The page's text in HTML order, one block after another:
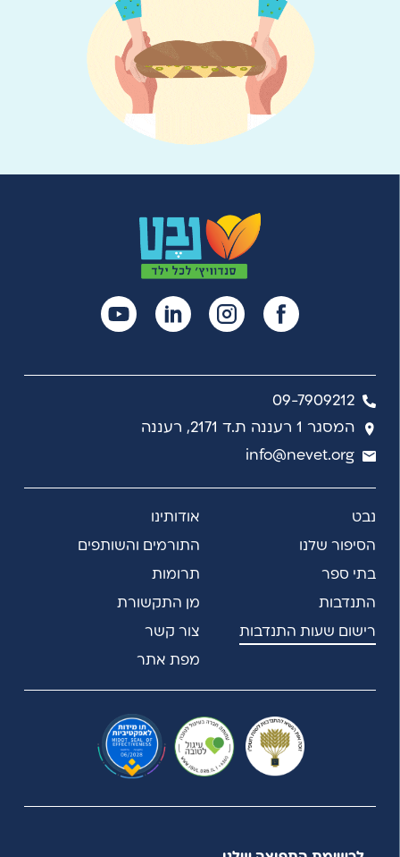
09-7909212
המסגר 1 רעננה ת.ד 2171, רעננה
info@nevet.org
נבט אודותינו
הסיפור שלנו התורמים והשותפים
בתי ספר תרומות
התנדבות מן התקשורת
רישום שעות התנדבות צור קשר
מפת אתר